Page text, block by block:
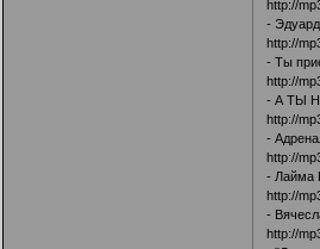
http://
-
http://
- Ты
http://
- А ТЫ
http://
-
http://
- Лайма
http://
-
http://